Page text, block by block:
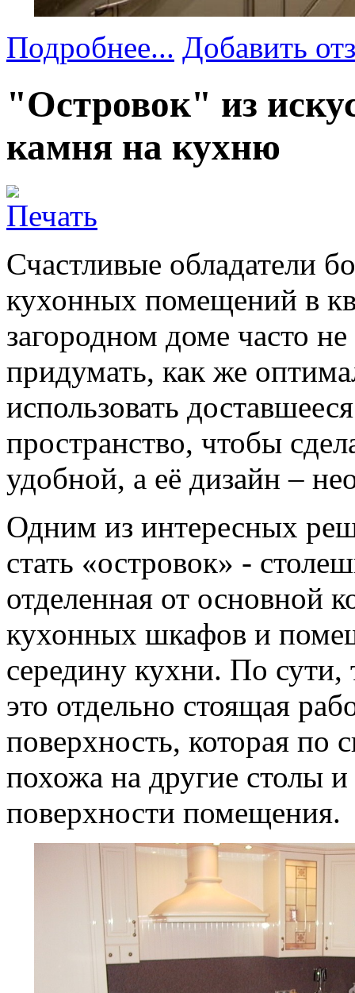
Подробнее... Добавить
"Островок" из
камня на кухню
Счастливые обладатели
кухонных помещений в
загородном доме часто
придумать, как же
использовать
пространство, чтобы
удобной, а её дизайн –
Одним из интересных
стать «островок» -
отделенная от основной
кухонных шкафов и
середину кухни. По сути,
это отдельно стоящая
поверхность, которая по
похожа на другие столы
поверхности помещения.